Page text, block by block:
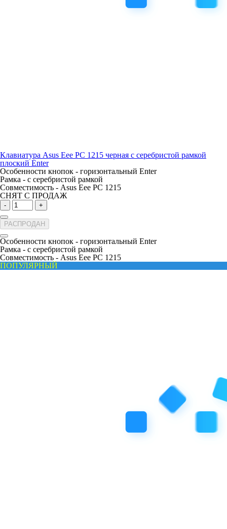
Клавиатура Asus Eee PC 1215 черная с серебристой рамкой
плоский Enter
Особенности кнопок - горизонтальный Enter
Рамка - с серебристой рамкой
Совместимость - Asus Eee PC 1215
СНЯТ С ПРОДАЖ
- +
РАСПРОДАН
Особенности кнопок - горизонтальный Enter
Рамка - с серебристой рамкой
Совместимость - Asus Eee PC 1215
ПОПУЛЯРНЫЙ